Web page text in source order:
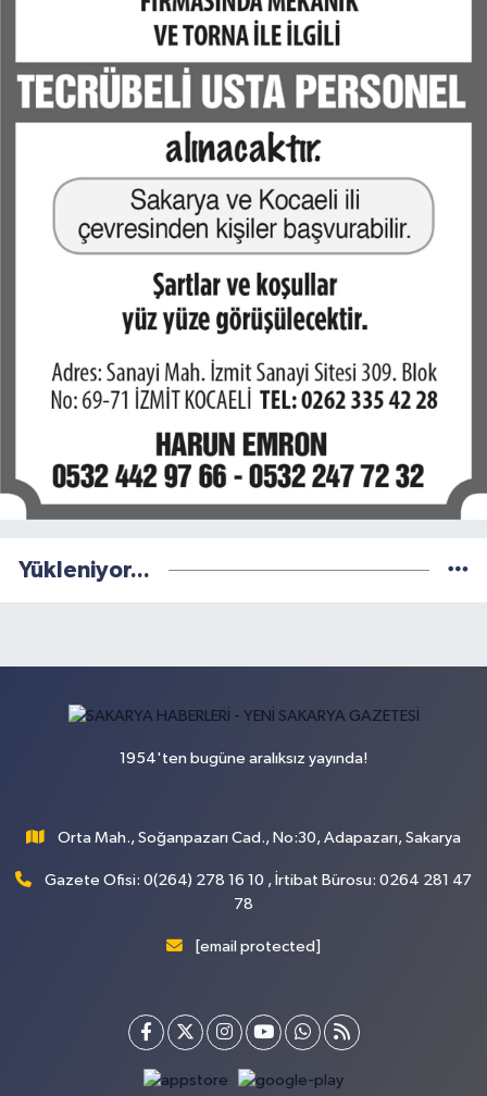
Yükleniyor...
1954'ten bugüne aralıksız yayında!
Orta Mah., Soğanpazarı Cad., No:30, Adapazarı, Sakarya
Gazete Ofisi: 0(264) 278 16 10 , İrtibat Bürosu: 0264 281 47
78
[email protected]